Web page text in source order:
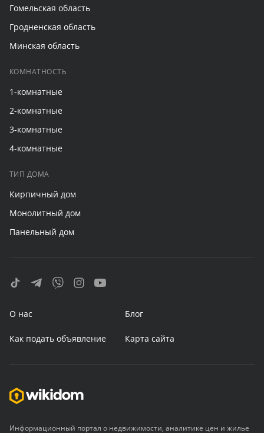
Гомельская область
Гродненская область
Минская область
КОМНАТНОСТЬ
1-комнатные
2-комнатные
3-комнатные
4-комнатные
ТИП ДОМА
Кирпичный дом
Монолитный дом
Панельный дом
О нас Блог
Как подать объявление Карта сайта
Информационный портал о недвижимости, аналитике цен и жилье